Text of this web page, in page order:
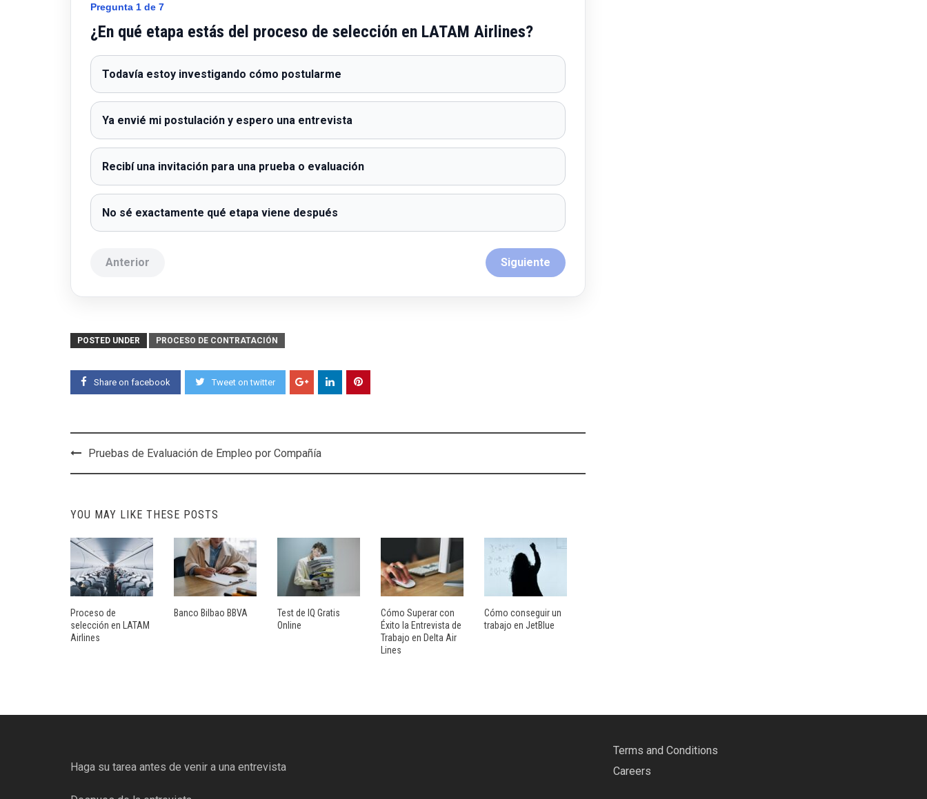
Pregunta 1 de 7
¿En qué etapa estás del proceso de selección en LATAM Airlines?
Todavía estoy investigando cómo postularme
Ya envié mi postulación y espero una entrevista
Recibí una invitación para una prueba o evaluación
No sé exactamente qué etapa viene después
Anterior Siguiente
POSTED UNDER PROCESO DE CONTRATACIÓN
Share on facebook Tweet on twitter
PostPruebas de Evaluación de Empleo por Compañía
YOU MAY LIKE THESE POSTS
Proceso de
selección en LATAM
Airlines
Banco Bilbao BBVA
Test de IQ Gratis
Online
Cómo Superar con
Éxito la Entrevista de
Trabajo en Delta Air
Lines
Cómo conseguir un
trabajo en JetBlue
Haga su tarea antes de venir a una entrevista
Terms and Conditions
Careers